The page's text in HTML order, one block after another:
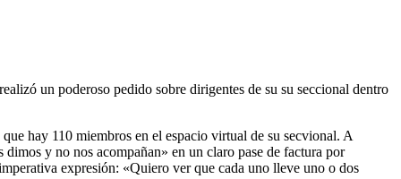
un poderoso pedido sobre dirigentes de su su seccional dentro
hay 110 miembros en el espacio virtual de su secvional. A
y no nos acompañan» en un claro pase de factura por
expresión: «Quiero ver que cada uno lleve uno o dos